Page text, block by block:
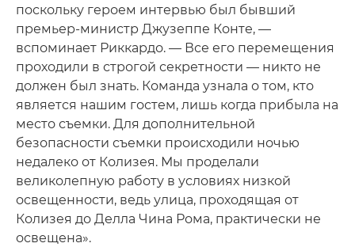
поскольку героем интервью был бывший
премьер-министр Джузеппе Конте, —
вспоминает Риккардо. — Все его перемещения
проходили в строгой секретности — никто не
должен был знать. Команда узнала о том, кто
является нашим гостем, лишь когда прибыла на
место съемки. Для дополнительной
безопасности съемки происходили ночью
недалеко от Колизея. Мы проделали
великолепную работу в условиях низкой
освещенности, ведь улица, проходящая от
Колизея до Делла Чина Рома, практически не
освещена».